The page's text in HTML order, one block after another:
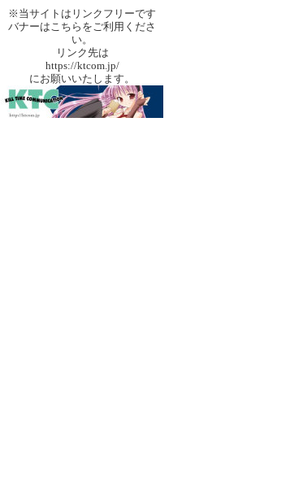
※当サイトはリンクフリーです
バナーはこちらをご利用くださ
い。
リンク先は
https://ktcom.jp/
にお願いいたします。